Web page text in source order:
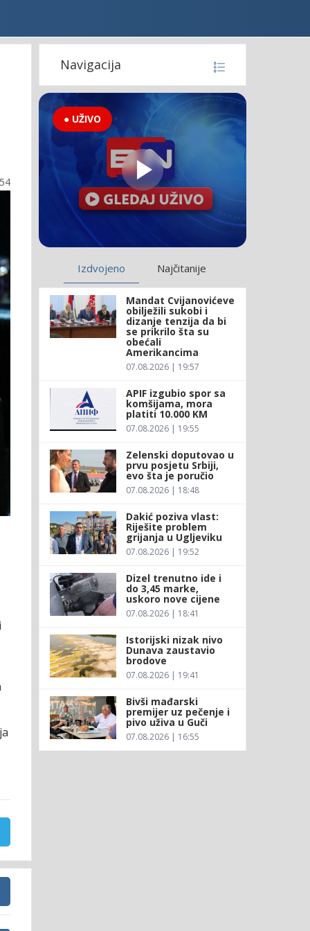
Navigacija
● UŽIVO
Izdvojeno Najčitanije
Mandat Cvijanovićeve
obilježili sukobi i
dizanje tenzija da bi
se prikrilo šta su
obećali
Amerikancima
07.08.2026 | 19:57
APIF izgubio spor sa
komšijama, mora
platiti 10.000 KM
07.08.2026 | 19:55
Zelenski doputovao u
prvu posjetu Srbiji,
evo šta je poručio
07.08.2026 | 18:48
Dakić poziva vlast:
Riješite problem
grijanja u Ugljeviku
07.08.2026 | 19:52
Dizel trenutno ide i
do 3,45 marke,
uskoro nove cijene
07.08.2026 | 18:41
Istorijski nizak nivo
Dunava zaustavio
brodove
07.08.2026 | 19:41
Bivši mađarski
premijer uz pečenje i
pivo uživa u Guči
07.08.2026 | 16:55